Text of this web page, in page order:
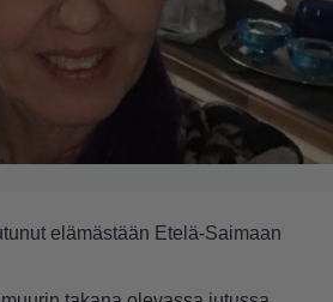
elämästään Etelä-Saimaan